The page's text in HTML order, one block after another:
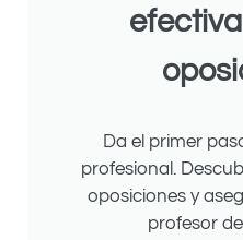
Da el primer
profesional.
oposiciones y
profesor